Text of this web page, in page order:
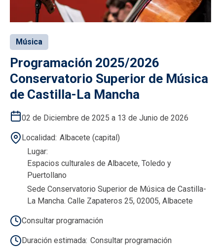
Música
Programación 2025/2026
Conservatorio Superior de Música
de Castilla-La Mancha
02 de Diciembre de 2025 a 13 de Junio de 2026
Localidad Albacete (capital)
Lugar
Espacios culturales de Albacete, Toledo y
Puertollano
Sede Conservatorio Superior de Música de Castilla-
La Mancha. Calle Zapateros 25, 02005, Albacete
Consultar programación
Duración estimada Consultar programación